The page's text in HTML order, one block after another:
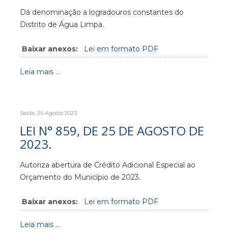
Dá denominação a logradouros constantes do
Distrito de Água Limpa.
Baixar anexos: Lei em formato PDF
Leia mais ...
Sexta, 25 Agosto 2023
LEI N° 859, DE 25 DE AGOSTO DE
2023.
Autoriza abertura de Crédito Adicional Especial ao
Orçamento do Município de 2023.
Baixar anexos: Lei em formato PDF
Leia mais ...